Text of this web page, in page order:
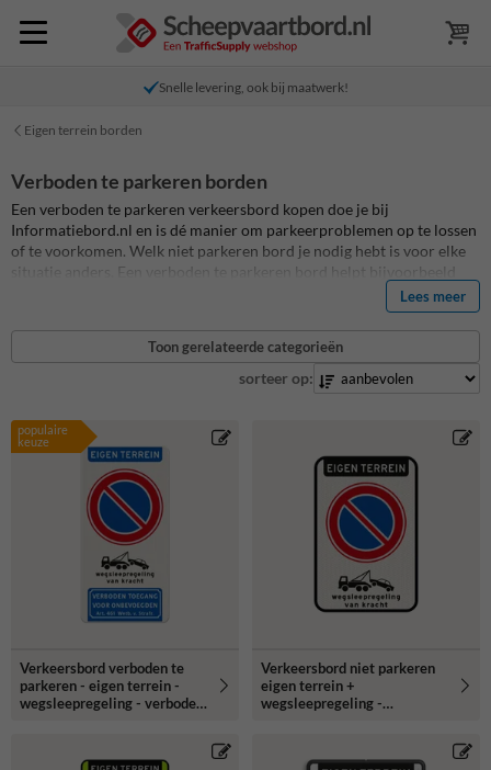
Snelle levering, ook bij maatwerk!
Eigen terrein borden
Verboden te parkeren borden
Een verboden te parkeren verkeersbord kopen doe je bij
Informatiebord.nl en is dé manier om parkeerproblemen op te lossen
of te voorkomen. Welk niet parkeren bord je nodig hebt is voor elke
situatie anders. Een verboden te parkeren bord helpt bijvoorbeeld
om foutparkeerders te voorkomen, maar een gepersonaliseerd
parkeerverbodsbord zorgt ook voor duidelijkheid bij bewoners en
bezoekers. Je kunt een standaard niet parkeren bord kopen voor
jouw prive parkeerplaats, maar je kunt ook zelf jouw eigen terrein
bord met verboden te parkeren ontwerpen en personaliseren. Kies
Alle niet parkeren verkeersborden op Informatiebord.nl zijn van de
hoogste kwaliteit en standaard voorzien van retro-reflecterende folie.
De levensduur op alle parkeerborden is daardoor tenminste 15 jaar
en daarmee van de hoogste kwaliteit van Nederland!
Lees meer
Toon gerelateerde categorieën
sorteer op:
populaire
keuze
Verkeersbord verboden te
parkeren - eigen terrein -
wegsleepregeling - verboden
Verkeersbord niet parkeren
eigen terrein +
wegsleepregeling -